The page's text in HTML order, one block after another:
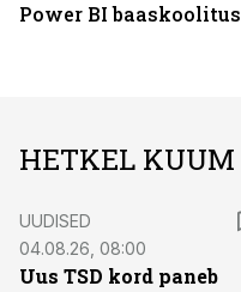
Power BI baaskoolitus
HETKEL KUUM
UUDISED
04.08.26, 08:00
Uus TSD kord paneb